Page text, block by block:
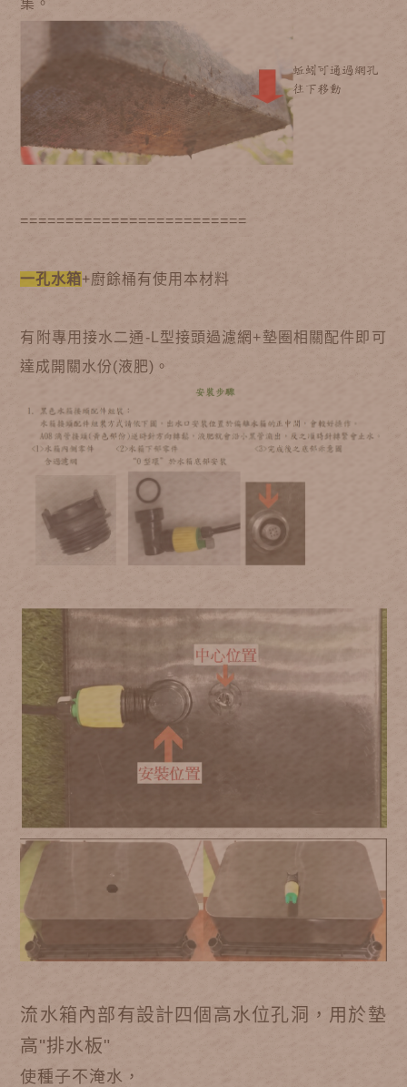
集。
=========================
一孔水箱+廚餘桶有使用本材料
有附專用接水二通-L型接頭過濾網+墊圈相關配件即可
達成開關水份(液肥)。
流水箱內部有設計四個高水位孔洞，用於墊
高"排水板"
使種子不淹水，